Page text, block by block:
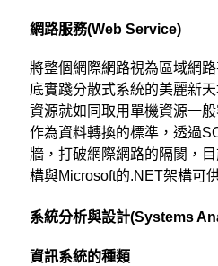
網路服務(Web Service)
將整個網際網路視為區域網
底實踐分散式系統的美麗新
資源就如同取用單機資源一
作為資料轉換的標準，透過
牆，打破網際網路的隔閡，
構與Microsoft的.NET架構可
系統分析與設計(Systems
資訊系統的種類